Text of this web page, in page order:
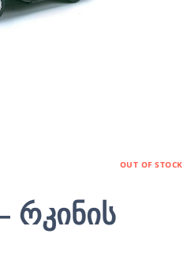
OUT OF STOCK
რკინის